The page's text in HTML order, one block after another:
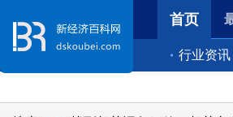
首页
行业资讯